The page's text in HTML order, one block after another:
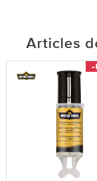
Articles